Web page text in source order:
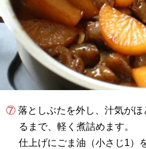
⑦ 落としぶたを外し、汁気がほとんどなくなって照りが出
るまで、軽く煮詰めます。
仕上げにごま油（小さじ1）